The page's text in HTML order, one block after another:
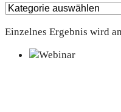
Einzelnes Ergebnis wird